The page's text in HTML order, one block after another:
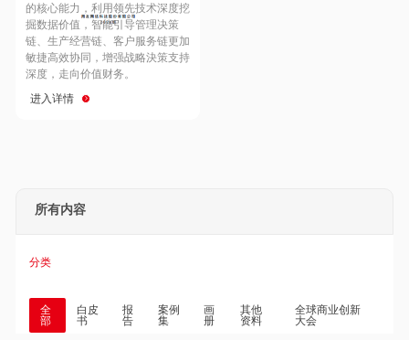
Hong Kong
的核心能力，利用领先技术深度挖
掘数据价值，智能引导管理决策
链、生产经营链、客户服务链更加
敏捷高效协同，增强战略決策支持
深度，走向价值财务。
进入详情
所有内容
分类
全
部
白皮
书
报
告
案例
集
画
册
其他
资料
全球商业创新
大会